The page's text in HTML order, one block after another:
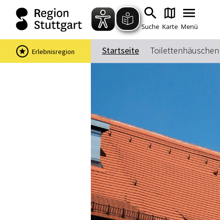
Suche Karte Menü
Startseite
Erlebnisregion